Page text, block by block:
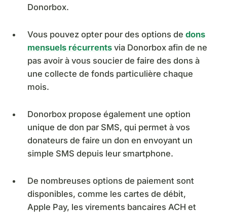
Donorbox.
Vous pouvez opter pour des options de dons
mensuels récurrents via Donorbox afin de ne
pas avoir à vous soucier de faire des dons à
une collecte de fonds particulière chaque
mois.
Donorbox propose également une option
unique de don par SMS, qui permet à vos
donateurs de faire un don en envoyant un
simple SMS depuis leur smartphone.
De nombreuses options de paiement sont
disponibles, comme les cartes de débit,
Apple Pay, les virements bancaires ACH et